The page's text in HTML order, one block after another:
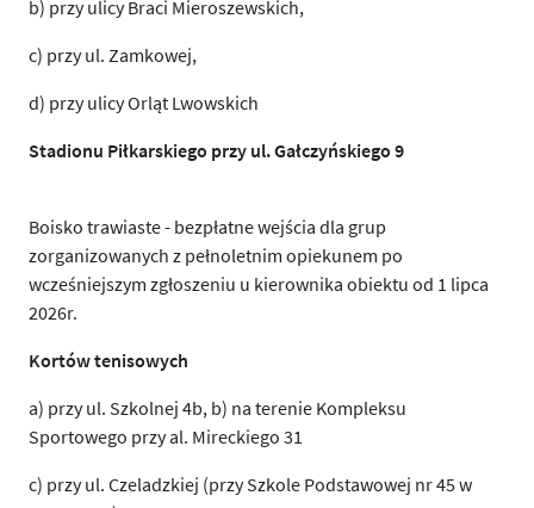
b) przy ulicy Braci Mieroszewskich,
c) przy ul. Zamkowej,
d) przy ulicy Orląt Lwowskich
Stadionu Piłkarskiego przy ul. Gałczyńskiego 9
Boisko trawiaste - bezpłatne wejścia dla grup
zorganizowanych z pełnoletnim opiekunem po
wcześniejszym zgłoszeniu u kierownika obiektu od 1 lipca
2026r.
Kortów tenisowych
a) przy ul. Szkolnej 4b, b) na terenie Kompleksu
Sportowego przy al. Mireckiego 31
c) przy ul. Czeladzkiej (przy Szkole Podstawowej nr 45 w